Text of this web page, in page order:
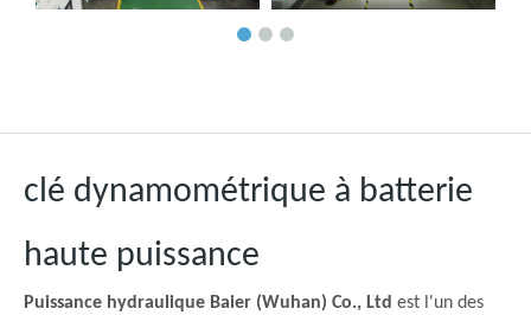
clé dynamométrique à batterie
haute puissance
Puissance hydraulique Baier (Wuhan) Co., Ltd est l'un des